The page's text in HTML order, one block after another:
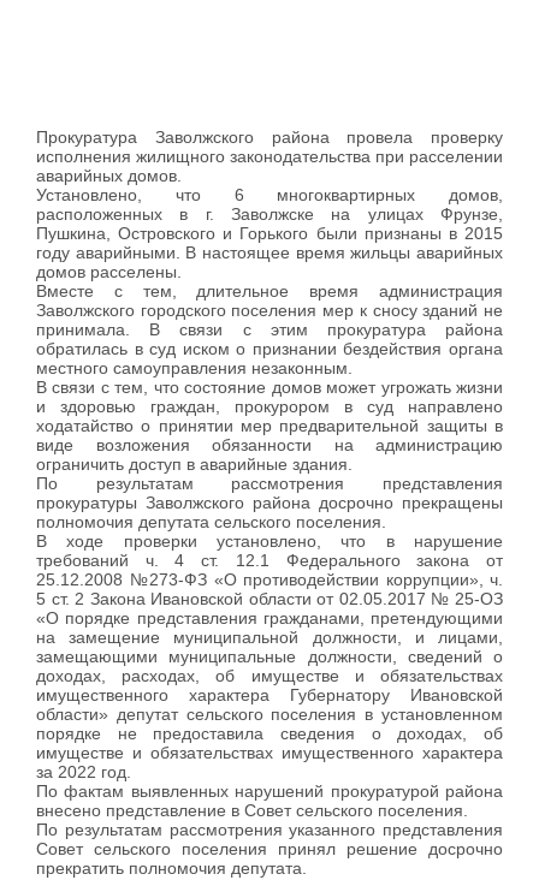
Прокуратура Заволжского района провела проверку
исполнения жилищного законодательства при расселении
аварийных домов.
Установлено, что 6 многоквартирных домов,
расположенных в г. Заволжске на улицах Фрунзе,
Пушкина, Островского и Горького были признаны в 2015
году аварийными. В настоящее время жильцы аварийных
домов расселены.
Вместе с тем, длительное время администрация
Заволжского городского поселения мер к сносу зданий не
принимала. В связи с этим прокуратура района
обратилась в суд иском о признании бездействия органа
местного самоуправления незаконным.
В связи с тем, что состояние домов может угрожать жизни
и здоровью граждан, прокурором в суд направлено
ходатайство о принятии мер предварительной защиты в
виде возложения обязанности на администрацию
ограничить доступ в аварийные здания.
По результатам рассмотрения представления
прокуратуры Заволжского района досрочно прекращены
полномочия депутата сельского поселения.
В ходе проверки установлено, что в нарушение
требований ч. 4 ст. 12.1 Федерального закона от
25.12.2008 №273-ФЗ «О противодействии коррупции», ч.
5 ст. 2 Закона Ивановской области от 02.05.2017 № 25-ОЗ
«О порядке представления гражданами, претендующими
на замещение муниципальной должности, и лицами,
замещающими муниципальные должности, сведений о
доходах, расходах, об имуществе и обязательствах
имущественного характера Губернатору Ивановской
области» депутат сельского поселения в установленном
порядке не предоставила сведения о доходах, об
имуществе и обязательствах имущественного характера
за 2022 год.
По фактам выявленных нарушений прокуратурой района
внесено представление в Совет сельского поселения.
По результатам рассмотрения указанного представления
Совет сельского поселения принял решение досрочно
прекратить полномочия депутата.